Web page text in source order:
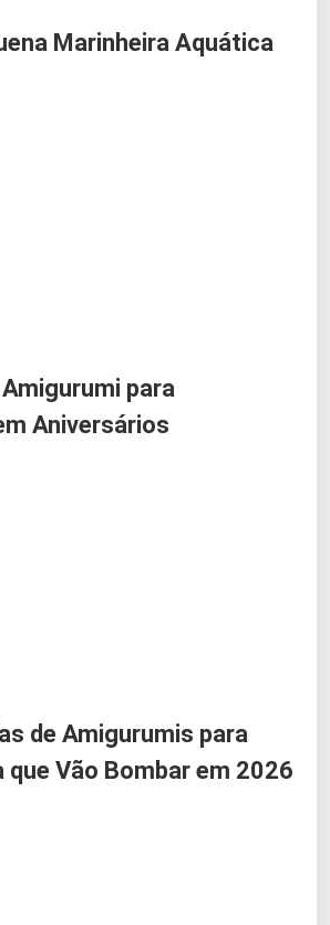
Marinheira Aquática
para
Aniversários
de Amigurumis para
que Vão Bombar em 2026